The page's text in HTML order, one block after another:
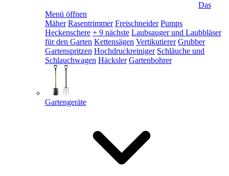
Das
Menü öffnen
Mäher Rasentrimmer Freischneider Pumps
Heckenschere + 9 nächste Laubsauger und Laubbläser
für den Garten Kettensägen Vertikutierer Grubber
Gartenspritzen Hochdruckreiniger Schläuche und
Schlauchwagen Häcksler Gartenbohrer
Gartengeräte